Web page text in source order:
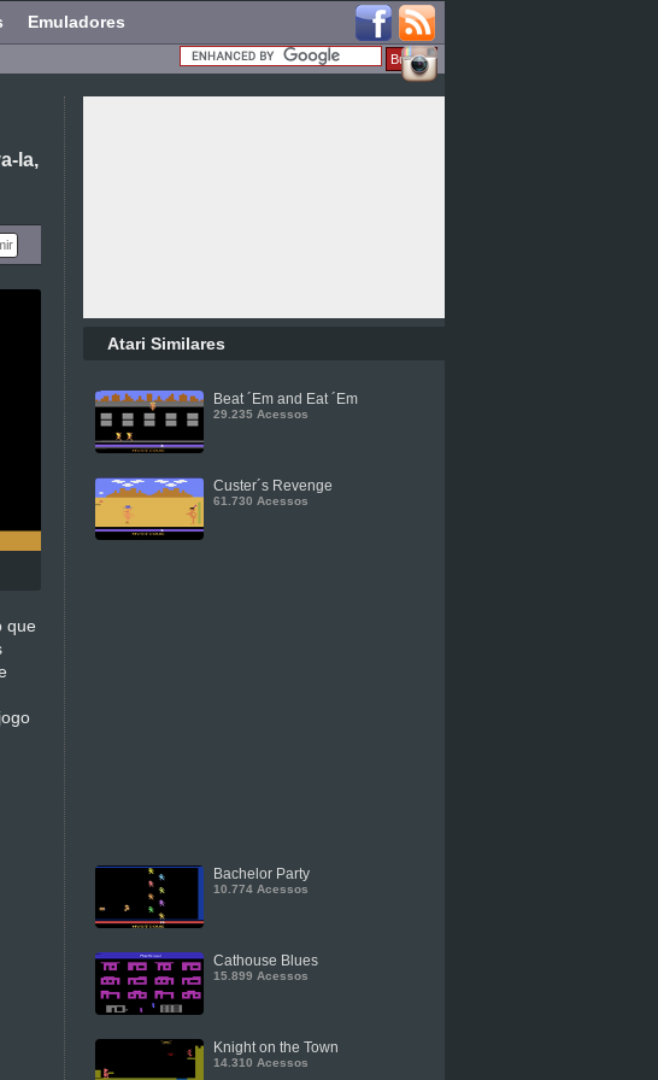
Emuladores
la,
que
Atari Similares
Beat ´Em and Eat ´Em
29.235 Acessos
Custer´s Revenge
61.730 Acessos
Bachelor Party
10.774 Acessos
Cathouse Blues
15.899 Acessos
Knight on the Town
14.310 Acessos